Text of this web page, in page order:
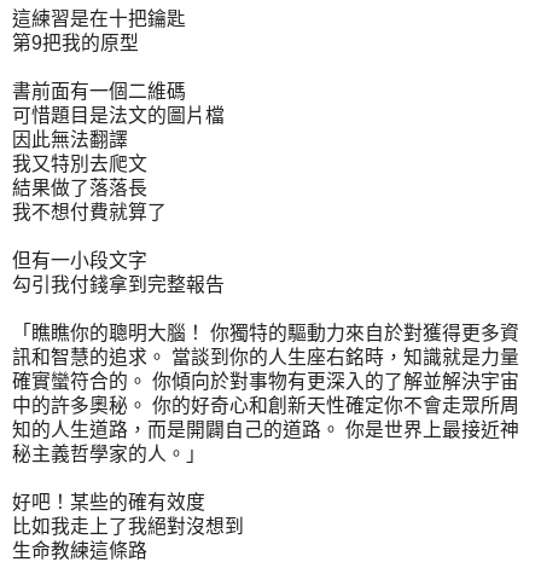
這練習是在十把鑰匙
第9把我的原型
書前面有一個二維碼
可惜題目是法文的圖片檔
因此無法翻譯
我又特別去爬文
結果做了落落長
我不想付費就算了
但有一小段文字
勾引我付錢拿到完整報告
「瞧瞧你的聰明大腦！ 你獨特的驅動力來自於對獲得更多資
訊和智慧的追求。 當談到你的人生座右銘時，知識就是力量
確實蠻符合的。 你傾向於對事物有更深入的了解並解決宇宙
中的許多奧秘。 你的好奇心和創新天性確定你不會走眾所周
知的人生道路，而是開闢自己的道路。 你是世界上最接近神
秘主義哲學家的人。」
好吧！某些的確有效度
比如我走上了我絕對沒想到
生命教練這條路